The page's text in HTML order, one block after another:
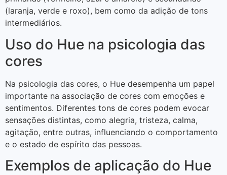
(laranja, verde e roxo), bem como da adição de tons
intermediários.
Uso do Hue na psicologia das
cores
Na psicologia das cores, o Hue desempenha um papel
importante na associação de cores com emoções e
sentimentos. Diferentes tons de cores podem evocar
sensações distintas, como alegria, tristeza, calma,
agitação, entre outras, influenciando o comportamento
e o estado de espírito das pessoas.
Exemplos de aplicação do Hue